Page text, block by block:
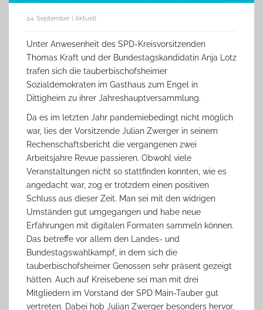
Zusammenhang darauf, dass dies überlegenswert sei,
aber nicht als Reservoir für Billig-Arbeitskräfte
attraktive Anreize zielführender seien.
24. September | Aktuell
Unter Anwesenheit des SPD-Kreisvorsitzenden
Thomas Kraft und der Bundestagskandidatin Anja Lotz
trafen sich die tauberbischofsheimer
Sozialdemokraten im Gasthaus zum Engel in
Dittigheim zu ihrer Jahreshauptversammlung.
Da es im letzten Jahr pandemiebedingt nicht möglich
war, lies der Vorsitzende Julian Zwerger in seinem
Rechenschaftsbericht die vergangenen zwei
Arbeitsjahre Revue passieren. Obwohl viele
Veranstaltungen nicht so stattfinden konnten, wie es
angedacht war, zog er trotzdem einen positiven
Schluss aus dieser Zeit. Man sei mit den widrigen
Umständen gut umgegangen und habe neue
Erfahrungen mit digitalen Formaten sammeln können.
Das betreffe vor allem den Landes- und
Bundestagswahlkampf, in dem sich die
tauberbischofsheimer Genossen sehr präsent gezeigt
hätten. Auch auf Kreisebene sei man mit drei
Mitgliedern im Vorstand der SPD Main-Tauber gut
vertreten. Dabei hob Julian Zwerger besonders hervor,